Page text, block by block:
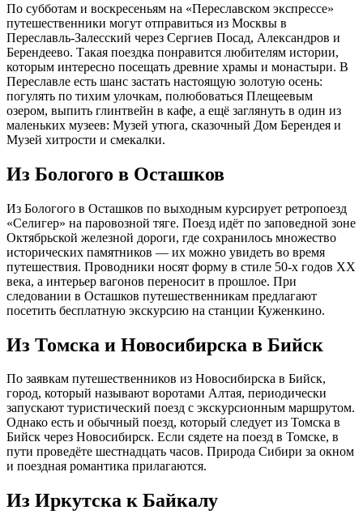
По субботам и воскресеньям на «Переславском экспрессе»
путешественники могут отправиться из Москвы в
Переславль-Залесский через Сергиев Посад, Александров и
Берендеево. Такая поездка понравится любителям истории,
которым интересно посещать древние храмы и монастыри. В
Переславле есть шанс застать настоящую золотую осень:
погулять по тихим улочкам, полюбоваться Плещеевым
озером, выпить глинтвейн в кафе, а ещё заглянуть в один из
маленьких музеев: Музей утюга, сказочный Дом Берендея и
Музей хитрости и смекалки.
Из Бологого в Осташков
Из Бологого в Осташков по выходным курсирует ретропоезд
«Селигер» на паровозной тяге. Поезд идёт по заповедной зоне
Октябрьской железной дороги, где сохранилось множество
исторических памятников — их можно увидеть во время
путешествия. Проводники носят форму в стиле 50-х годов XX
века, а интерьер вагонов переносит в прошлое. При
следовании в Осташков путешественникам предлагают
посетить бесплатную экскурсию на станции Куженкино.
Из Томска и Новосибирска в Бийск
По заявкам путешественников из Новосибирска в Бийск,
город, который называют воротами Алтая, периодически
запускают туристический поезд с экскурсионным маршрутом.
Однако есть и обычный поезд, который следует из Томска в
Бийск через Новосибирск. Если сядете на поезд в Томске, в
пути проведёте шестнадцать часов. Природа Сибири за окном
и поездная романтика прилагаются.
Из Иркутска к Байкалу